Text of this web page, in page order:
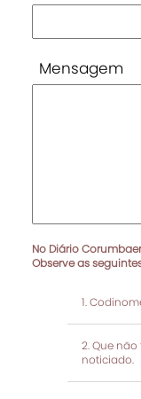
Mensagem
No Diário
Observe as
Que
noticiado.